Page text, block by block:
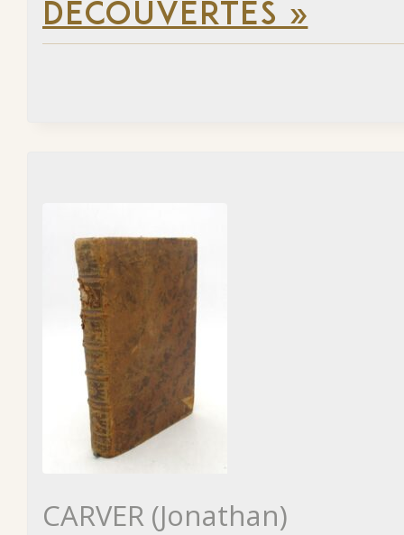
DÉCOUVERTES »
CARVER (Jonathan)